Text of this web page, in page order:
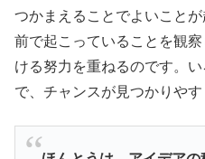
つかまえることでよいこと
前で起こっていることを観
ける努力を重ねるのです。
で、チャンスが見つかりやす